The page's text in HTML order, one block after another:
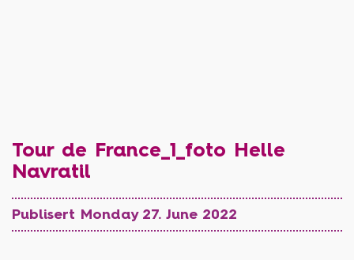
Tour de France_1_foto Helle
Navratil
Publisert Monday 27. June 2022